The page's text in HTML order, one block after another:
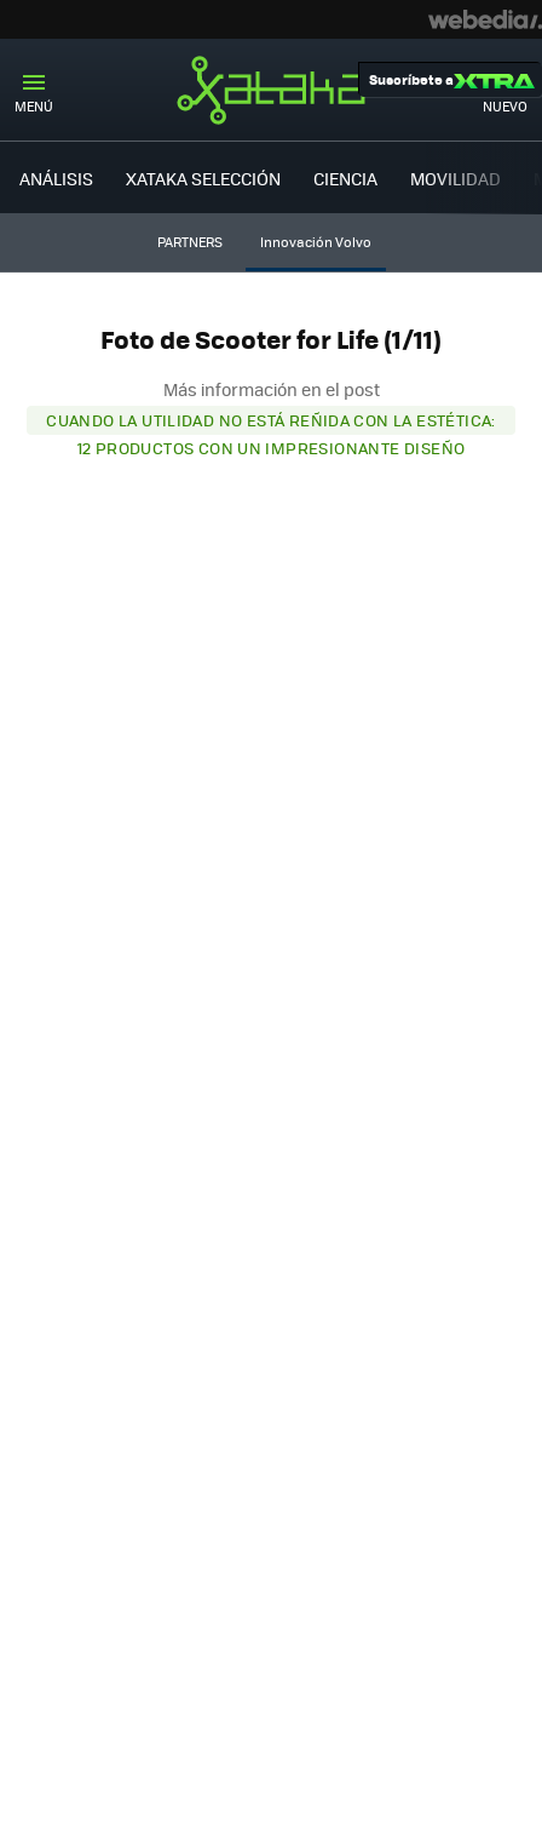
MENÚ NUEVO
Suscríbete a
ANÁLISIS XATAKA SELECCIÓN CIENCIA MOVILIDAD
PARTNERS Innovación Volvo
Foto de Scooter for Life (1/11)
Más información en el post
CUANDO LA UTILIDAD NO ESTÁ REÑIDA CON LA ESTÉTICA:
12 PRODUCTOS CON UN IMPRESIONANTE DISEÑO